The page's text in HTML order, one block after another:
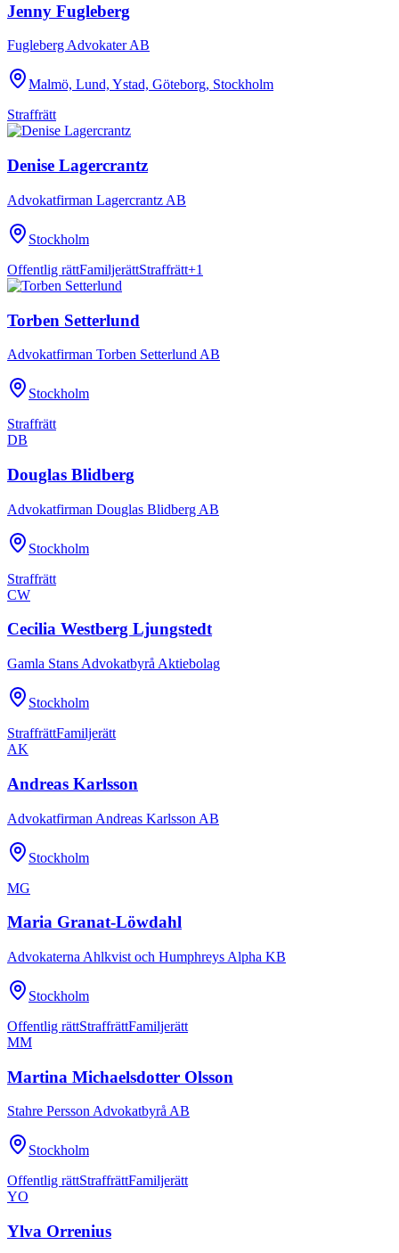
Jenny Fugleberg
Fugleberg Advokater AB
Malmö, Lund, Ystad, Göteborg, Stockholm
Straffrätt
Denise Lagercrantz
Advokatfirman Lagercrantz AB
Stockholm
Offentlig rättFamiljerättStraffrätt+1
Torben Setterlund
Advokatfirman Torben Setterlund AB
Stockholm
Straffrätt
DB
Douglas Blidberg
Advokatfirman Douglas Blidberg AB
Stockholm
Straffrätt
CW
Cecilia Westberg Ljungstedt
Gamla Stans Advokatbyrå Aktiebolag
Stockholm
StraffrättFamiljerätt
AK
Andreas Karlsson
Advokatfirman Andreas Karlsson AB
Stockholm
MG
Maria Granat-Löwdahl
Advokaterna Ahlkvist och Humphreys Alpha KB
Stockholm
Offentlig rättStraffrättFamiljerätt
MM
Martina Michaelsdotter Olsson
Stahre Persson Advokatbyrå AB
Stockholm
Offentlig rättStraffrättFamiljerätt
YO
Ylva Orrenius